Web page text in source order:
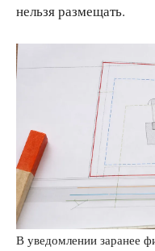
нельзя размещать.
В уведомлении заранее